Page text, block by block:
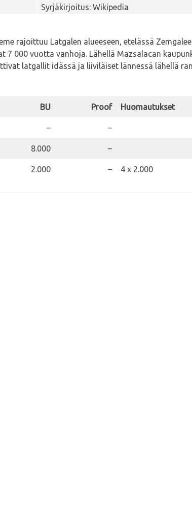
Syrjäkirjoitus: Wikipedia
rajoittuu Latgalen alueeseen, etelässä
000 vuotta vanhoja. Lähellä Mazsalacan
latgallit idässä ja liiviläiset lännessä lähellä
BU Proof Huomautukset
– –
8.000 –
2.000 – 4 x 2.000